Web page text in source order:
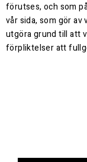
förutses, och som
vår sida, som gör
utgöra grund till att
förpliktelser att